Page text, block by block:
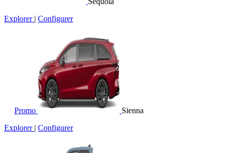
Explorer | Configurer
Promo
Sienna
Explorer | Configurer